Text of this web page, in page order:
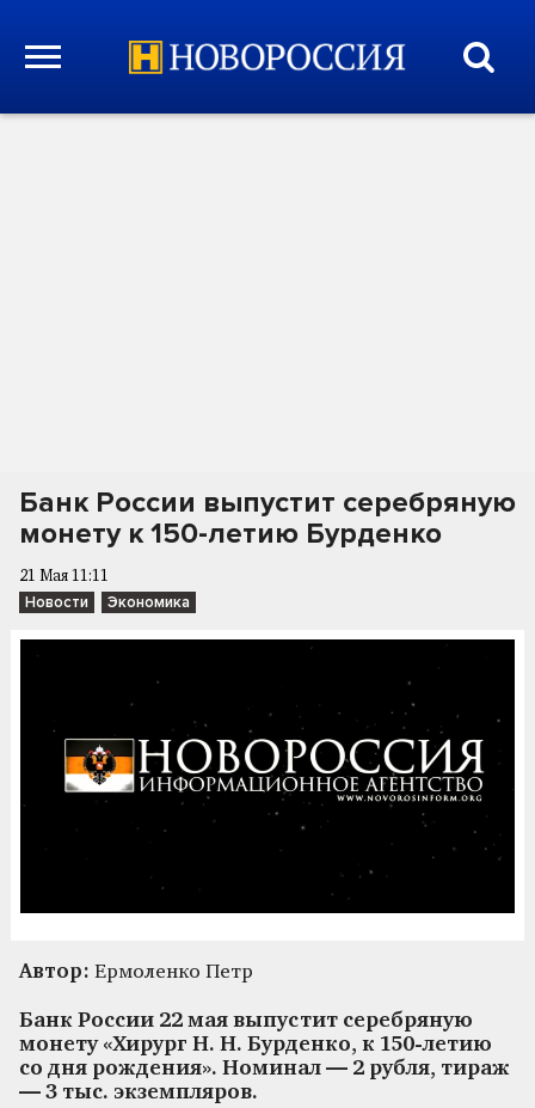
Банк России выпустит серебряную
монету к 150-летию Бурденко
21 Мая 11:11
Новости Экономика
Автор: Ермоленко Петр
Банк России 22 мая выпустит серебряную
монету «Хирург Н. Н. Бурденко, к 150-летию
со дня рождения». Номинал — 2 рубля, тираж
— 3 тыс. экземпляров.